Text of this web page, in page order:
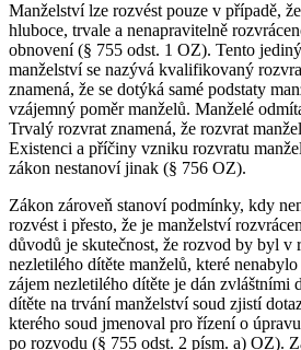
Manželství lze rozvést pouze v případě,
hluboce, trvale a nenapravitelně
obnovení (§ 755 odst. 1 OZ). Tento
manželství se nazývá kvalifikovaný
znamená, že se dotýká samé podstaty
vzájemný poměr manželů. Manželé
Trvalý rozvrat znamená, že rozvrat
Existenci a příčiny vzniku rozvratu
zákon nestanoví jinak (§ 756 OZ).
Zákon zároveň stanoví podmínky, kdy
rozvést i přesto, že je manželství
důvodů je skutečnost, že rozvod by byl v
nezletilého dítěte manželů, které
zájem nezletilého dítěte je dán zvláštními
dítěte na trvání manželství soud zjistí
kterého soud jmenoval pro řízení o
po rozvodu (§ 755 odst. 2 písm. a) OZ).